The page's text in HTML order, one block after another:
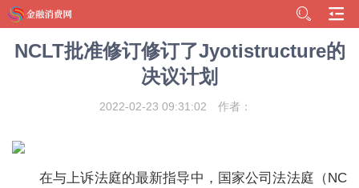
NCLT批准修订修订了Jyotistructure的
决议计划
2022-02-23 09:31:02 作者：
在与上诉法庭的最新指导中，国家公司法法庭（NC